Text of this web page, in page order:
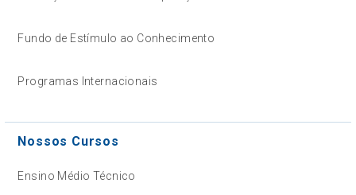
Fundo de Estímulo ao Conhecimento
Programas Internacionais
Nossos Cursos
Ensino Médio Técnico